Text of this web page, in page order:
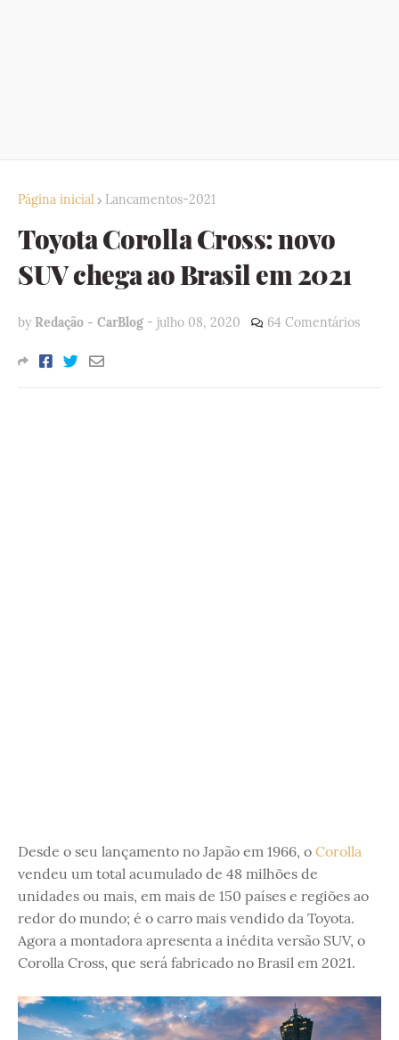
Página inicial Lancamentos-2021
Toyota Corolla Cross: novo
SUV chega ao Brasil em 2021
by Redação - CarBlog - julho 08, 2020 64 Comentários
Desde o seu lançamento no Japão em 1966, o Corolla
vendeu um total acumulado de 48 milhões de
unidades ou mais, em mais de 150 países e regiões ao
redor do mundo; é o carro mais vendido da Toyota.
Agora a montadora apresenta a inédita versão SUV, o
Corolla Cross, que será fabricado no Brasil em 2021.